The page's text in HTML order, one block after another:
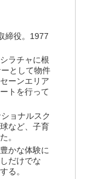
締役。1977
ラチャに根
として物件
ーンエリア
トを行って
ョナルスク
など、子育
。
かな体験に
だけでな
る。